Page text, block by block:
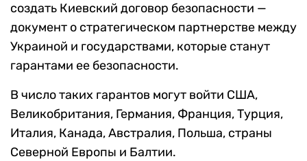
создать Киевский договор безопасности —
документ о стратегическом партнерстве между
Украиной и государствами, которые станут
гарантами ее безопасности.
В число таких гарантов могут войти США,
Великобритания, Германия, Франция, Турция,
Италия, Канада, Австралия, Польша, страны
Северной Европы и Балтии.